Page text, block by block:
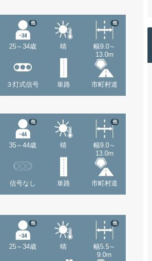
25～34歳
他
晴
幅9.0～
13.0m
他
３灯式信号 単路 市町村道
35～44歳
他
晴
幅9.0～
13.0m
他
信号なし 単路 市町村道
25～34歳
他
晴
幅5.5～
9.0m
他